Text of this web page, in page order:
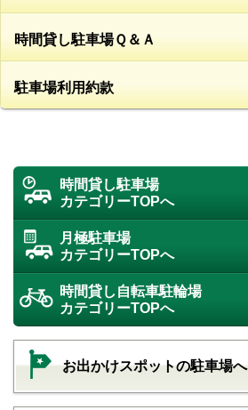
時間貸し駐車場Ｑ＆Ａ
駐車場利用約款
時間貸し駐車場
カテゴリーTOPへ
月極駐車場
カテゴリーTOPへ
時間貸し自転車駐輪場
カテゴリーTOPへ
お出かけスポットの駐車場へ